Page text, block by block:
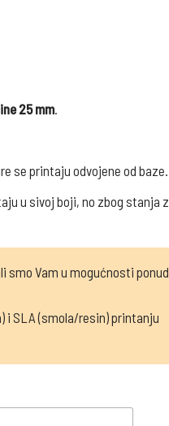
25 mm.
se printaju odvojene od baze.
u sivoj boji, no zbog stanja
smo Vam u mogućnosti
i SLA (smola/resin) printanju